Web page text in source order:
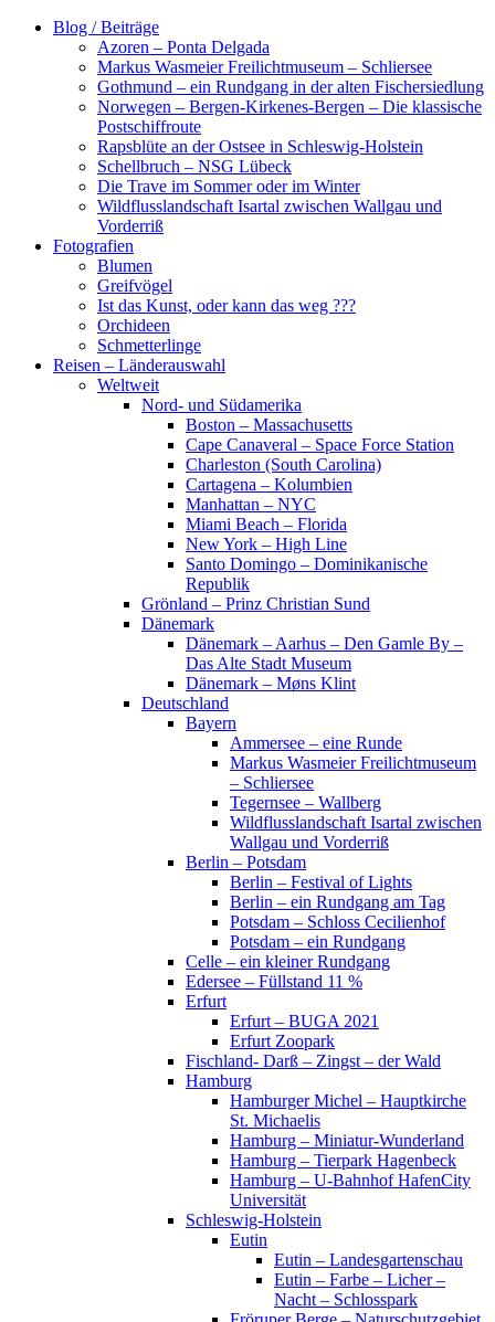
Zum
Blog / Beiträge
Azoren – Ponta Delgada
Markus Wasmeier Freilichtmuseum – Schliersee
Gothmund – ein Rundgang in der alten Fischersiedlung
Norwegen – Bergen-Kirkenes-Bergen – Die klassische
Postschiffroute
Rapsblüte an der Ostsee in Schleswig-Holstein
Schellbruch – NSG Lübeck
Die Trave im Sommer oder im Winter
Wildflusslandschaft Isartal zwischen Wallgau und
Vorderriß
Fotografien
Blumen
Greifvögel
Ist das Kunst, oder kann das weg ???
Orchideen
Schmetterlinge
Reisen – Länderauswahl
Weltweit
Nord- und Südamerika
Boston – Massachusetts
Cape Canaveral – Space Force Station
Charleston (South Carolina)
Cartagena – Kolumbien
Manhattan – NYC
Miami Beach – Florida
New York – High Line
Santo Domingo – Dominikanische
Republik
Grönland – Prinz Christian Sund
Dänemark
Dänemark – Aarhus – Den Gamle By –
Das Alte Stadt Museum
Dänemark – Møns Klint
Deutschland
Bayern
Ammersee – eine Runde
Markus Wasmeier Freilichtmuseum
– Schliersee
Tegernsee – Wallberg
Wildflusslandschaft Isartal zwischen
Wallgau und Vorderriß
Berlin – Potsdam
Berlin – Festival of Lights
Berlin – ein Rundgang am Tag
Potsdam – Schloss Cecilienhof
Potsdam – ein Rundgang
Celle – ein kleiner Rundgang
Edersee – Füllstand 11 %
Erfurt
Erfurt – BUGA 2021
Erfurt Zoopark
Fischland- Darß – Zingst – der Wald
Hamburg
Hamburger Michel – Hauptkirche
St. Michaelis
Hamburg – Miniatur-Wunderland
Hamburg – Tierpark Hagenbeck
Hamburg – U-Bahnhof HafenCity
Universität
Schleswig-Holstein
Eutin
Eutin – Landesgartenschau
Eutin – Farbe – Licher –
Nacht – Schlosspark